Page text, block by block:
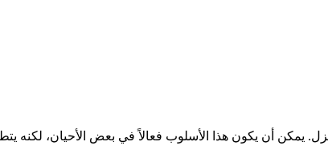
يمكن أن يكون هذا الأسلوب فعالاً في بعض الأحيان، لكنه